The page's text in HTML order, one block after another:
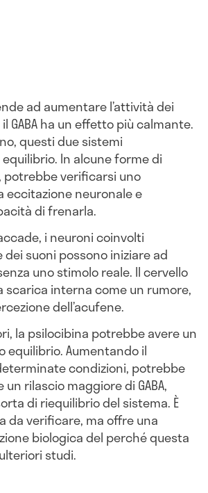
ad aumentare l’attività dei
GABA ha un effetto più calmante.
questi due sistemi
In alcune forme di
potrebbe verificarsi uno
eccitazione neuronale e
di frenarla.
i neuroni coinvolti
dei suoni possono iniziare ad
uno stimolo reale. Il cervello
interna come un rumore,
dell’acufene.
la psilocibina potrebbe avere un
equilibrio. Aumentando il
condizioni, potrebbe
rilascio maggiore di GABA,
di riequilibrio del sistema. È
da verificare, ma offre una
biologica del perché questa
studi.